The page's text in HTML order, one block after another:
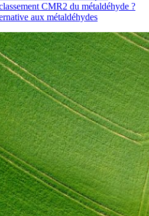
CMR2 du métaldéhyde ?
aux métaldéhydes